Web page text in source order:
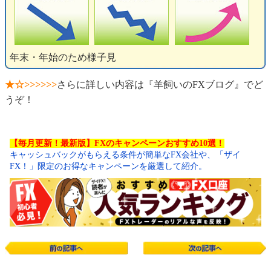
年末・年始のため様子見
★☆>>>>>>さらに詳しい内容は『羊飼いのFXブログ』でど
うぞ！
【毎月更新！最新版】FXのキャンペーンおすすめ10選！
キャッシュバックがもらえる条件が簡単なFX会社や、「ザイ
FX！」限定のお得なキャンペーンを厳選して紹介。